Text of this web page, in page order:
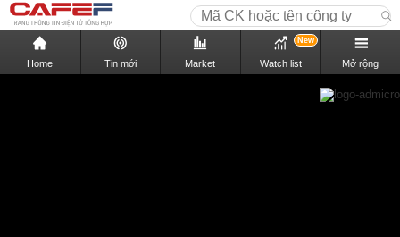
Home Tin mới Market Watch list
New
Mở rộng